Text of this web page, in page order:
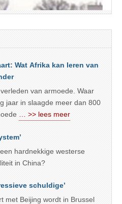
Wat Afrika kan leren van
van armoede. Waar
jaar in slaagde meer dan 800
… >> lees meer
hardnekkige westerse
in China?
schuldige’
met Beijing wordt in Brussel